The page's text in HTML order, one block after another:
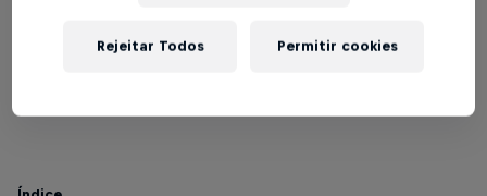
Rejeitar Todos Permitir cookies